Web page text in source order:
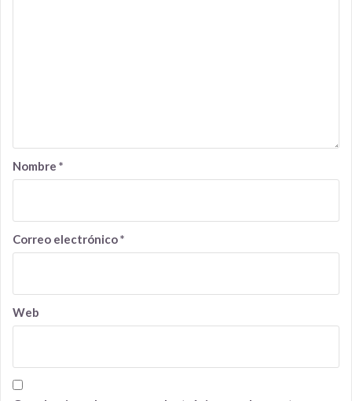
Nombre *
Correo electrónico*
Web